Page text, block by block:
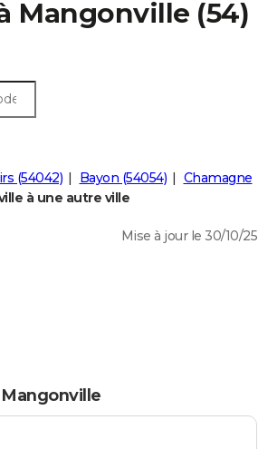
Mangonville (54)
(54042) Bayon (54054)
Chamagne
à une autre ville
Mise à jour le 30/10/25